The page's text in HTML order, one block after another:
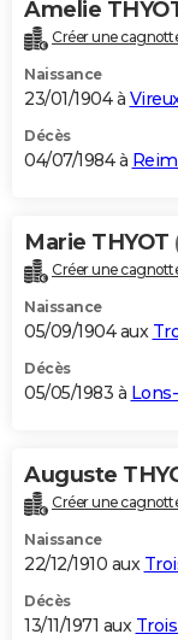
Amelie
Créer une
Naissance
23/01/1904 à
Décès
04/07/1984 à
Marie THYOT
Créer une
Naissance
05/09/1904 aux
Décès
05/05/1983 à
Auguste
Créer une
Naissance
22/12/1910 aux
Décès
13/11/1971 aux